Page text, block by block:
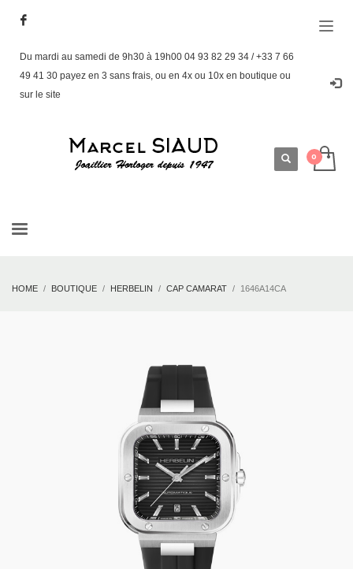
Du mardi au samedi de 9h30 à 19h00 04 93 82 29 34 / +33 7 66
49 41 30 payez en 3 sans frais, ou en 4x ou 10x en boutique ou
sur le site
HOME BOUTIQUE HERBELIN CAP CAMARAT 1646A14CA